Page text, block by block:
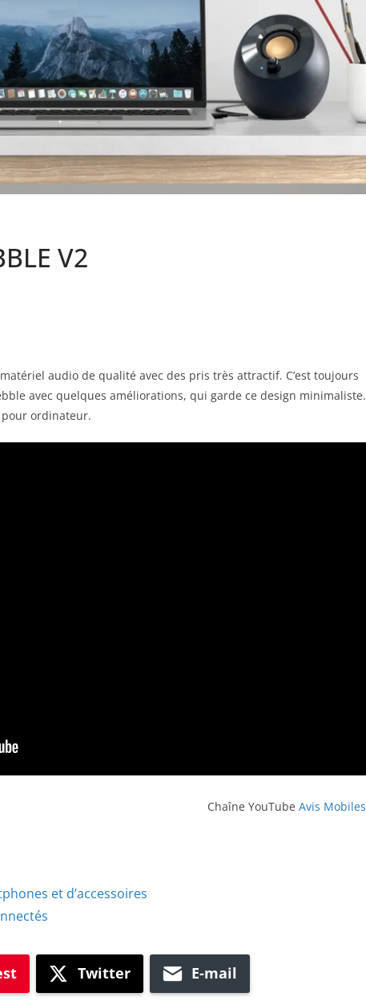
V2
audio de qualité avec des pris très attractif. C’est toujours
avec quelques améliorations, qui garde ce design minimaliste.
pour ordinateur.
Chaîne YouTube Avis Mobiles
et d’accessoires
Twitter E-mail